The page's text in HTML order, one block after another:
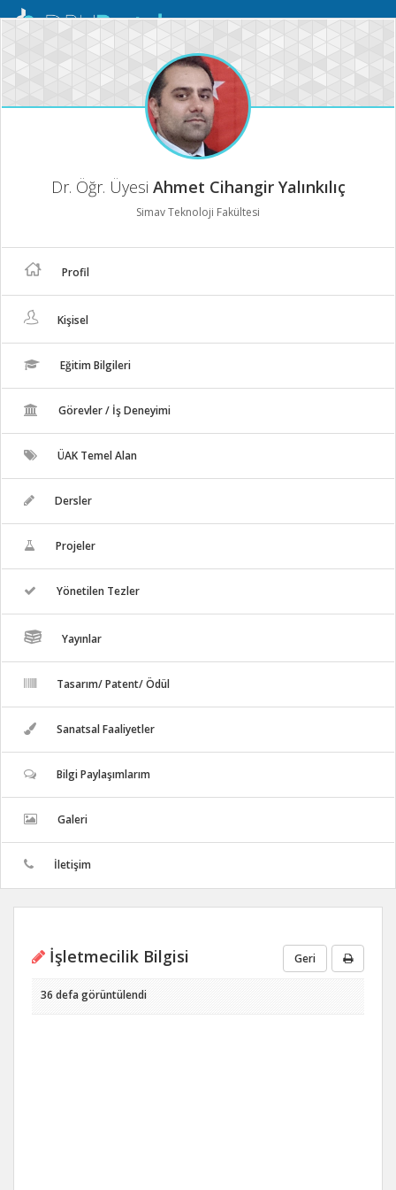
Mobil
Dr. Öğr. Üyesi Ahmet Cihangir Yalınkılıç
Simav Teknoloji Fakültesi
Profil
Kişisel
Eğitim Bilgileri
Görevler / İş Deneyimi
ÜAK Temel Alan
Dersler
Projeler
Yönetilen Tezler
Yayınlar
Tasarım/ Patent/ Ödül
Sanatsal Faaliyetler
Bilgi Paylaşımlarım
Galeri
İletişim
İşletmecilik Bilgisi Geri
36 defa görüntülendi